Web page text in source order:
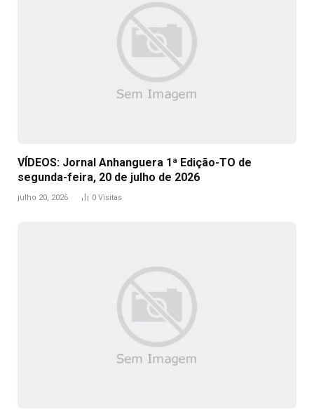
VÍDEOS: Jornal Anhanguera 1ª Edição-TO de
segunda-feira, 20 de julho de 2026
julho 20, 2026 0 Visitas